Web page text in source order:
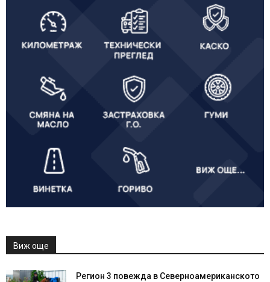
Виж още
Регион 3 повежда в Северноамериканското